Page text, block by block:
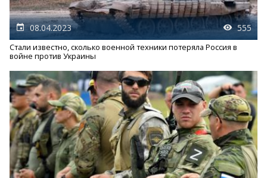
08.04.2023 555
Стали известно, сколько военной техники потеряла Россия в
войне против Украины